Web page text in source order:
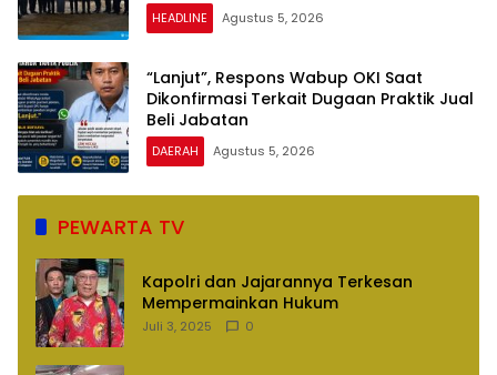
HEADLINE Agustus 5, 2026
“Lanjut”, Respons Wabup OKI Saat
Dikonfirmasi Terkait Dugaan Praktik Jual
Beli Jabatan
DAERAH Agustus 5, 2026
PEWARTA TV
Kapolri dan Jajarannya Terkesan
Mempermainkan Hukum
Juli 3, 2025 0